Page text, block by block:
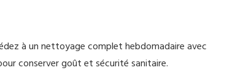
à un nettoyage complet hebdomadaire avec
conserver goût et sécurité sanitaire.